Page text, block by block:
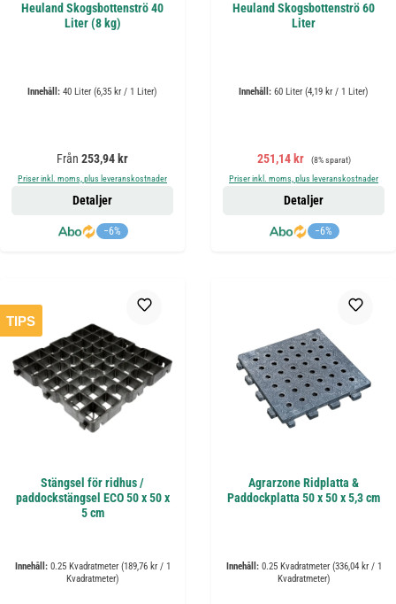
Heuland Skogsbottenströ 40
Liter (8 kg)
Innehåll: 40 Liter (6,35 kr / 1 Liter)
Ordinarie pris:
Från 253,94 kr
Priser inkl. moms, plus leveranskostnader
−6%
Detaljer
Heuland Skogsbottenströ 60
Liter
Innehåll: 60 Liter (4,19 kr / 1 Liter)
Försäljningspris:
251,14 kr Ordinarie pris:
(8% sparat)
Priser inkl. moms, plus leveranskostnader
−6%
Detaljer
TIPS
Stängsel för ridhus /
paddockstängsel ECO 50 x 50 x
5 cm
Innehåll: 0.25 Kvadratmeter (189,76 kr / 1
Kvadratmeter)
Agrarzone Ridplatta &
Paddockplatta 50 x 50 x 5,3 cm
Innehåll: 0.25 Kvadratmeter (336,04 kr / 1
Kvadratmeter)